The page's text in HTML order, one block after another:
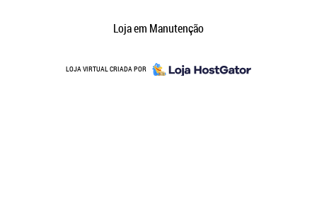
Loja em Manutenção
LOJA VIRTUAL CRIADA POR